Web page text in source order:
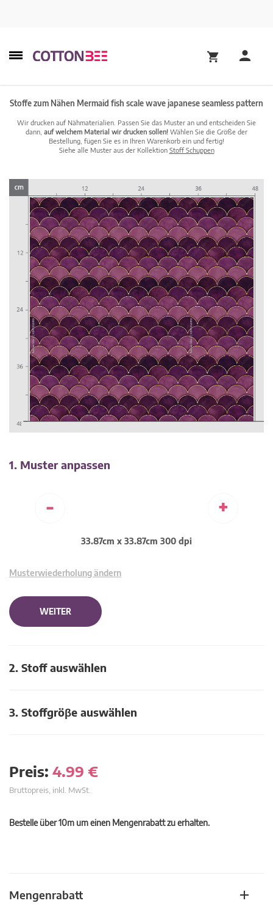
Stoffe zum Nähen Mermaid fish scale wave japanese seamless pattern
Wir drucken auf Nähmaterialien. Passen Sie das Muster an und entscheiden Sie
dann, auf welchem Material wir drucken sollen! Wählen Sie die Größe der
Bestellung, fügen Sie es in Ihren Warenkorb ein und fertig!
Siehe alle Muster aus der Kollektion Stoff Schuppen
1. Muster anpassen
- +
33.87cm x 33.87cm 300 dpi
Musterwiederholung ändern
WEITER
2. Stoff auswählen
3. Stoffgröβe auswählen
Preis: 4.99 €
Bruttopreis, inkl. MwSt.
Bestelle über 10m um einen Mengenrabatt zu erhalten.
Mengenrabatt